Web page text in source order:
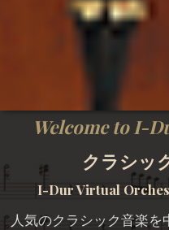
Welcome to I-
クラシッ
I-Dur Virtual
人気のクラシック音楽を